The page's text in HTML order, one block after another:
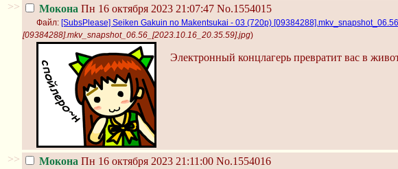
>> Мокона Пн 16 октября 2023 21:07:47 No.1554015
Файл: [SubsPlease] Seiken Gakuin no Makentsukai - 03 (720p)
[09384288].mkv_snapshot_06.56_[2023.10.16_20.35.59].jpg)
Электронный концлагерь превратит вас в
>> Мокона Пн 16 октября 2023 21:11:00 No.1554016